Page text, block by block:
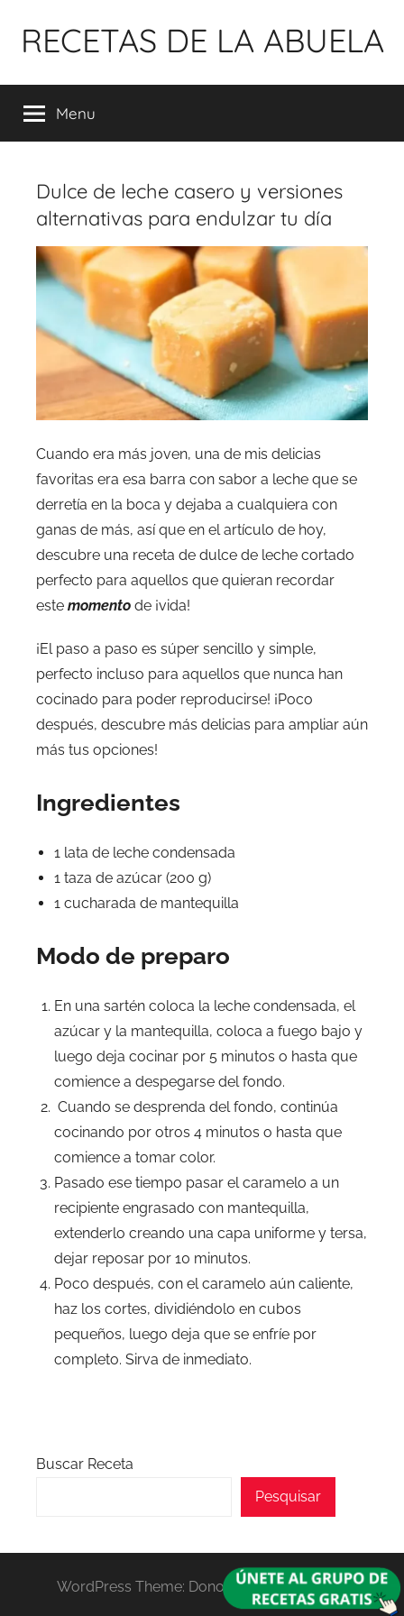
para
conteúdo
RECETAS DE LA ABUELA
Menu
Dulce de leche casero y versiones
alternativas para endulzar tu día
Cuando era más joven, una de mis delicias
favoritas era esa barra con sabor a leche que se
derretía en la boca y dejaba a cualquiera con
ganas de más, así que en el artículo de hoy,
descubre una receta de dulce de leche cortado
perfecto para aquellos que quieran recordar
este momento de ¡vida!
¡El paso a paso es súper sencillo y simple,
perfecto incluso para aquellos que nunca han
cocinado para poder reproducirse! ¡Poco
después, descubre más delicias para ampliar aún
más tus opciones!
Ingredientes
1 lata de leche condensada
1 taza de azúcar (200 g)
1 cucharada de mantequilla
Modo de preparo
En una sartén coloca la leche condensada, el
azúcar y la mantequilla, coloca a fuego bajo y
luego deja cocinar por 5 minutos o hasta que
comience a despegarse del fondo.
Cuando se desprenda del fondo, continúa
cocinando por otros 4 minutos o hasta que
comience a tomar color.
Pasado ese tiempo pasar el caramelo a un
recipiente engrasado con mantequilla,
extenderlo creando una capa uniforme y tersa,
dejar reposar por 10 minutos.
Poco después, con el caramelo aún caliente,
haz los cortes, dividiéndolo en cubos
pequeños, luego deja que se enfríe por
completo. Sirva de inmediato.
Buscar Receta
Pesquisar
WordPress Theme: Donovan by ThemeZee.